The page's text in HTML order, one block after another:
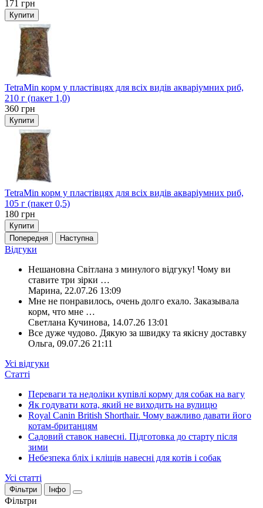
171 грн
Купити
TetraMin корм у пластівцях для всіх видів акваріумних риб,
210 г (пакет 1,0)
360 грн
Купити
TetraMin корм у пластівцях для всіх видів акваріумних риб,
105 г (пакет 0,5)
180 грн
Купити
Попередня
Наступна
Відгуки
Нешановна Світлана з минулого відгуку! Чому ви
ставите три зірки …
Марина, 22.07.26 13:09
Мне не понравилось, очень долго ехало. Заказывала
корм, что мне …
Светлана Кучинова, 14.07.26 13:01
Все дуже чудово. Дякую за швидку та якісну доставку
Ольга, 09.07.26 21:11
Усі відгуки
Статті
Переваги та недоліки купівлі корму для собак на вагу
Як годувати кота, який не виходить на вулицю
Royal Canin British Shorthair. Чому важливо давати його
котам-британцям
Садовий ставок навесні. Підготовка до старту після
зими
Небезпека бліх і кліщів навесні для котів і собак
Усі статті
Фільтри Інфо
Фільтри